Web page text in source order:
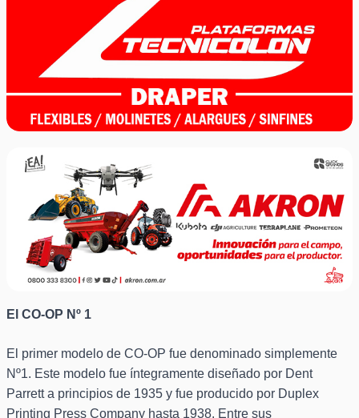
El CO-OP Nº 1
El primer modelo de CO-OP fue denominado simplemente
Nº1. Este modelo fue íntegramente diseñado por Dent
Parrett a principios de 1935 y fue producido por Duplex
Printing Press Company hasta 1938. Entre sus